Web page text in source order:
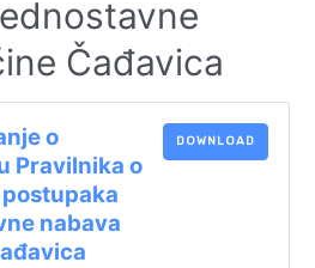
Čađavica
o
Pravilnika o
nabava
DOWNLOAD